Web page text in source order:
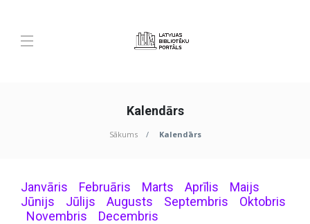
Kalendārs
Sākums Kalendārs
Janvāris Februāris Marts Aprīlis
Maijs
Jūnijs
Jūlijs Augusts Septembris
Oktobris
Novembris
Decembris